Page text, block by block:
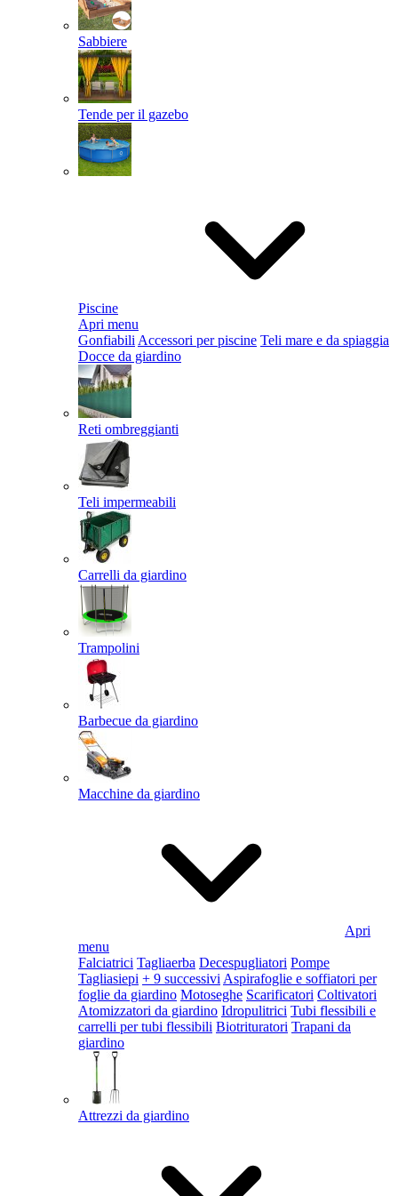
Sabbiere
Tende per il gazebo
Piscine
Apri menu
Gonfiabili Accessori per piscine Teli mare e da spiaggia
Docce da giardino
Reti ombreggianti
Teli impermeabili
Carrelli da giardino
Trampolini
Barbecue da giardino
Macchine da giardino
Apri
menu
Falciatrici Tagliaerba Decespugliatori Pompe
Tagliasiepi + 9 successivi Aspirafoglie e soffiatori per
foglie da giardino Motoseghe Scarificatori Coltivatori
Atomizzatori da giardino Idropulitrici Tubi flessibili e
carrelli per tubi flessibili Biotrituratori Trapani da
giardino
Attrezzi da giardino